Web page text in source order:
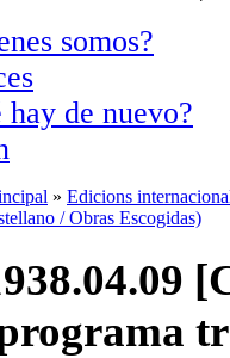
somos?
hay de nuevo?
» Edicions
/ Obras Escogidas)